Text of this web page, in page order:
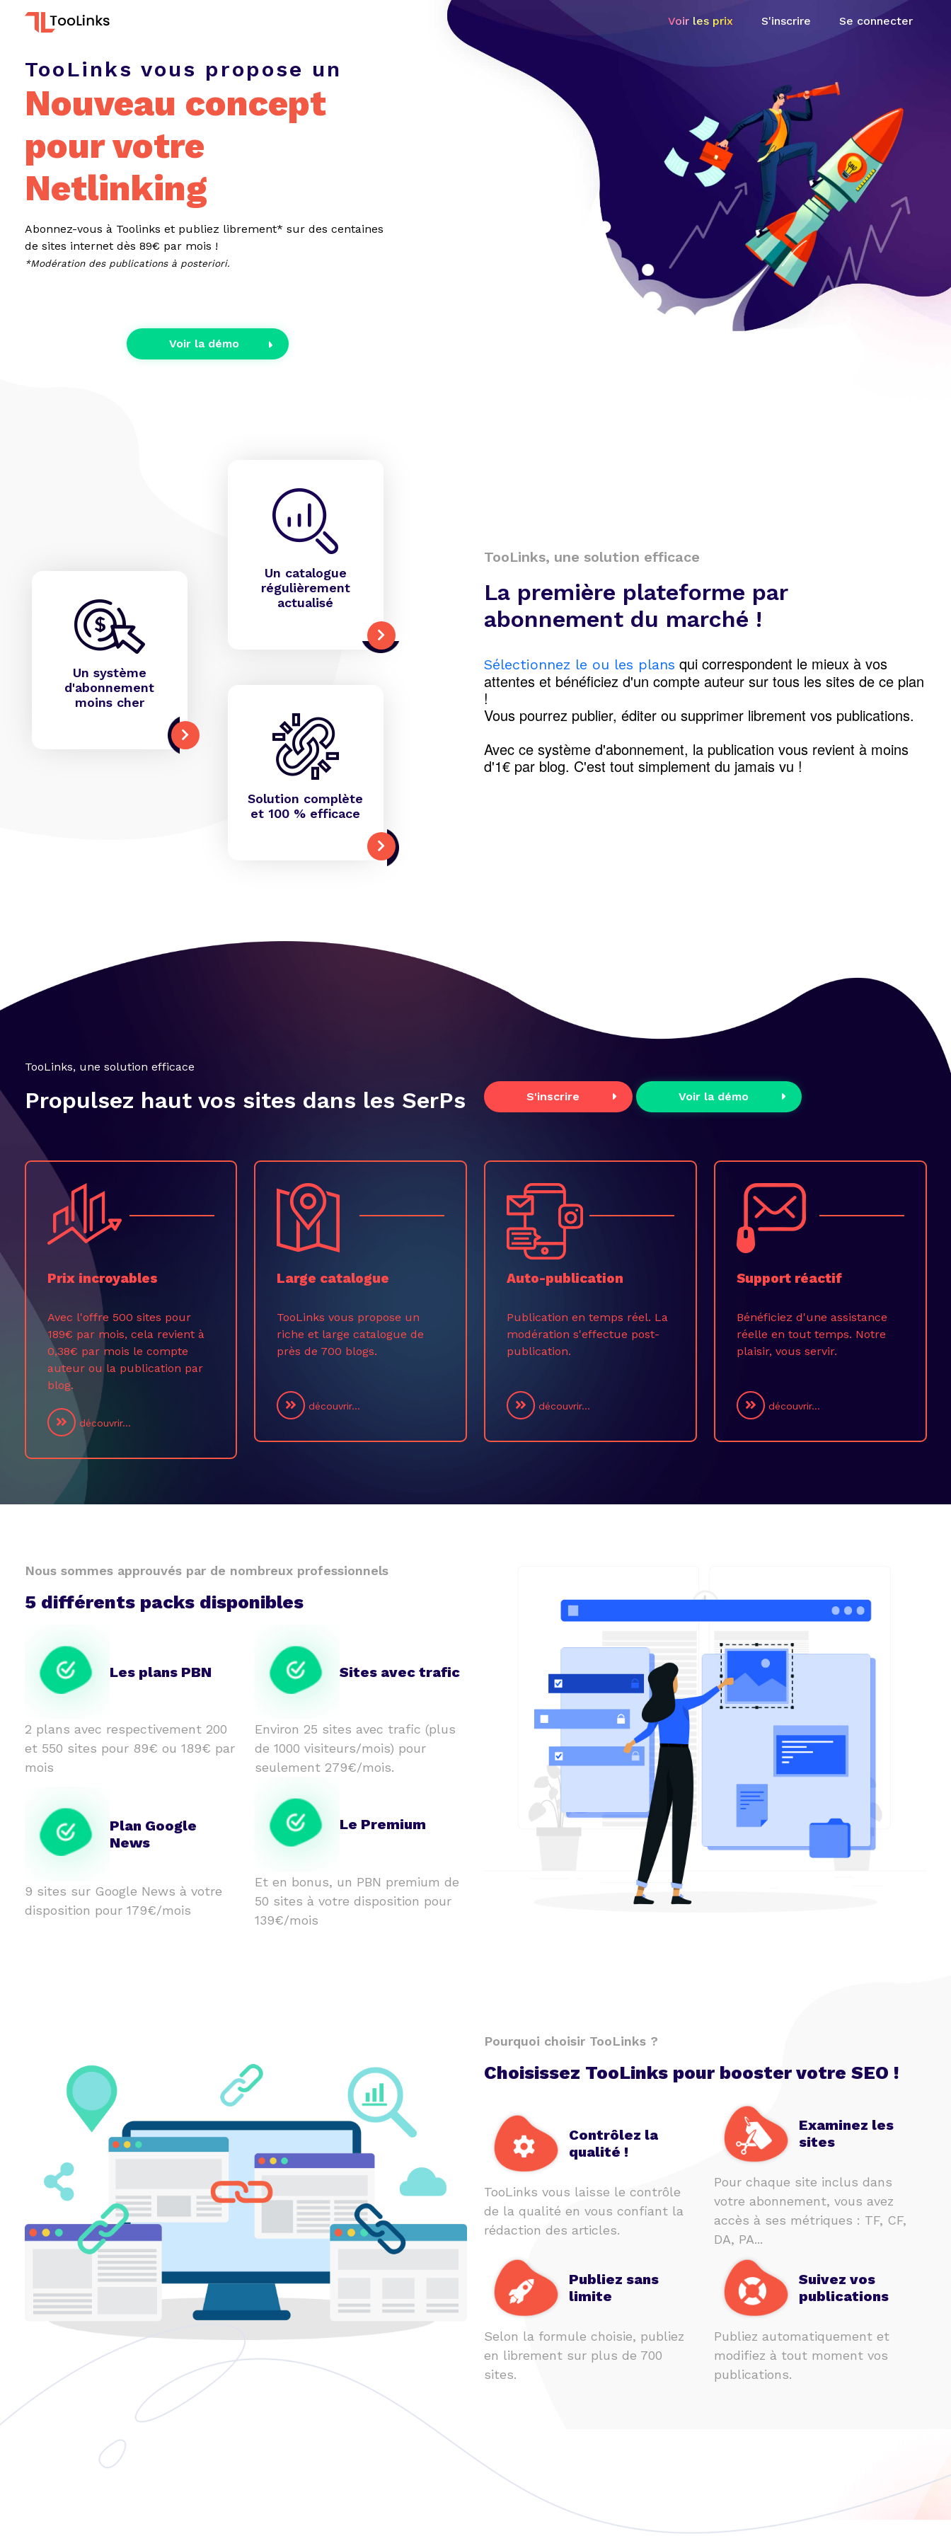
Voir les prix S'inscrire Se connecter
TooLinks vous propose un
Nouveau concept
pour votre
Netlinking
Abonnez-vous à Toolinks et publiez librement* sur des centaines
de sites internet dès 89€ par mois !
*Modération des publications à posteriori.
Voir la démo
Un système
d'abonnement
moins cher
Un catalogue
régulièrement
actualisé
Solution complète
et 100 % efficace
TooLinks, une solution efficace
La première plateforme par
abonnement du marché !
Sélectionnez le ou les plans qui correspondent le mieux à vos
attentes et bénéficiez d'un compte auteur sur tous les sites de ce plan
!
Vous pourrez publier, éditer ou supprimer librement vos publications.
Avec ce système d'abonnement, la publication vous revient à moins
d'1€ par blog. C'est tout simplement du jamais vu !
TooLinks, une solution efficace
Propulsez haut vos sites dans les SerPs S'inscrire Voir la démo
Prix incroyables
Avec l'offre 500 sites pour
189€ par mois, cela revient à
0,38€ par mois le compte
auteur ou la publication par
blog.
découvrir...
Large catalogue
TooLinks vous propose un
riche et large catalogue de
près de 700 blogs.
découvrir...
Auto-publication
Publication en temps réel. La
modération s'effectue post-
publication.
découvrir...
Support réactif
Bénéficiez d'une assistance
réelle en tout temps. Notre
plaisir, vous servir.
découvrir...
Nous sommes approuvés par de nombreux professionnels
5 différents packs disponibles
Les plans PBN
2 plans avec respectivement 200
et 550 sites pour 89€ ou 189€ par
mois
Sites avec trafic
Environ 25 sites avec trafic (plus
de 1000 visiteurs/mois) pour
seulement 279€/mois.
Plan Google
News
9 sites sur Google News à votre
disposition pour 179€/mois
Le Premium
Et en bonus, un PBN premium de
50 sites à votre disposition pour
139€/mois
Pourquoi choisir TooLinks ?
Choisissez TooLinks pour booster votre SEO !
Contrôlez la
qualité !
TooLinks vous laisse le contrôle
de la qualité en vous confiant la
rédaction des articles.
Examinez les
sites
Pour chaque site inclus dans
votre abonnement, vous avez
accès à ses métriques : TF, CF,
DA, PA...
Publiez sans
limite
Selon la formule choisie, publiez
en librement sur plus de 700
sites.
Suivez vos
publications
Publiez automatiquement et
modifiez à tout moment vos
publications.